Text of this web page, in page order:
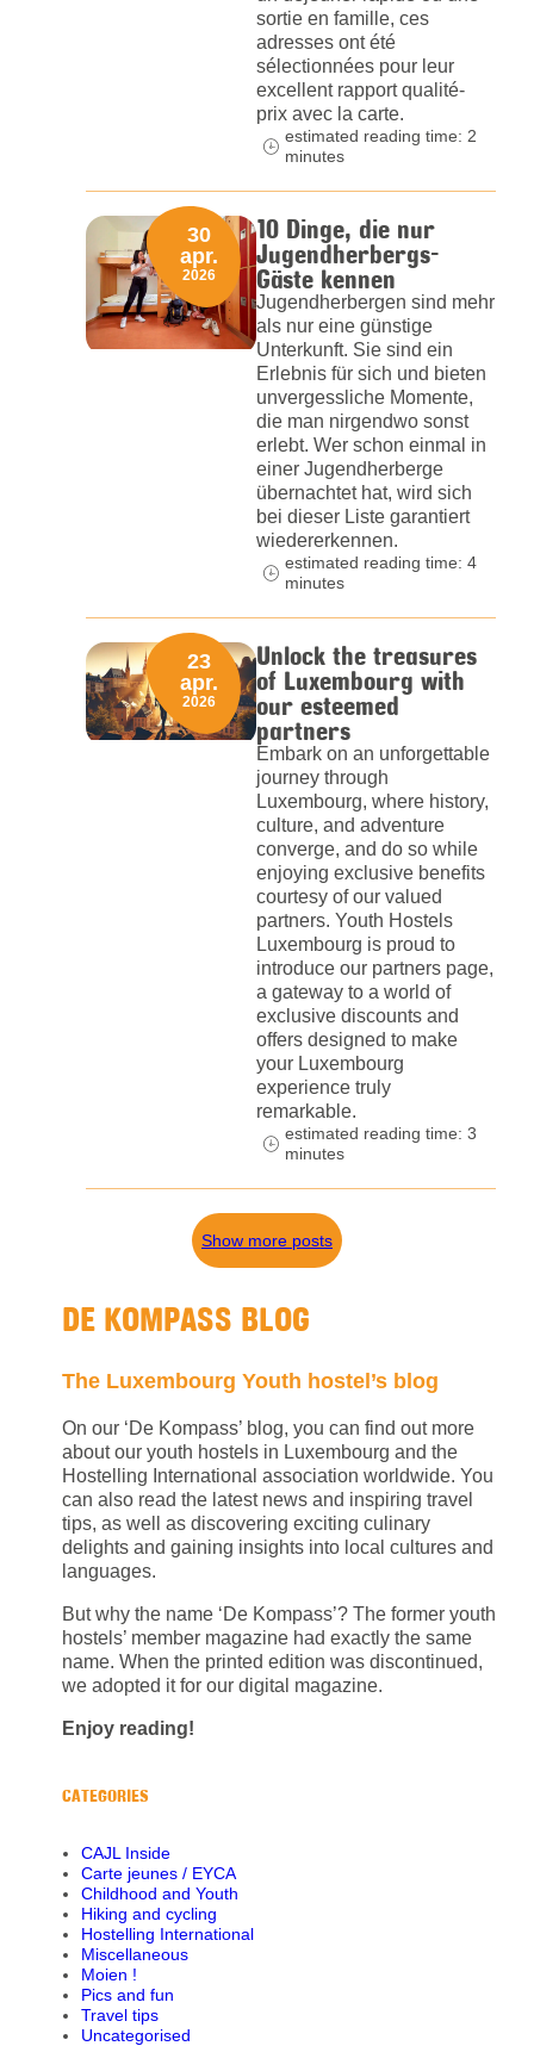
sortie en famille, ces
adresses ont été
sélectionnées pour leur
excellent rapport qualité-
prix avec la carte.
estimated reading time: 2
minutes
10 Dinge, die nur
Jugendherbergs-
Gäste kennen
Jugendherbergen sind mehr
als nur eine günstige
Unterkunft. Sie sind ein
Erlebnis für sich und bieten
unvergessliche Momente,
die man nirgendwo sonst
erlebt. Wer schon einmal in
einer Jugendherberge
übernachtet hat, wird sich
bei dieser Liste garantiert
wiedererkennen.
30
apr.
2026
estimated reading time: 4
minutes
Unlock the treasures
of Luxembourg with
our esteemed
partners
Embark on an unforgettable
journey through
Luxembourg, where history,
culture, and adventure
converge, and do so while
enjoying exclusive benefits
courtesy of our valued
partners. Youth Hostels
Luxembourg is proud to
introduce our partners page,
a gateway to a world of
exclusive discounts and
offers designed to make
your Luxembourg
experience truly
remarkable.
23
apr.
2026
estimated reading time: 3
minutes
Show more posts
DE KOMPASS BLOG
The Luxembourg Youth hostel’s blog
On our ‘De Kompass’ blog, you can find out more
about our youth hostels in Luxembourg and the
Hostelling International association worldwide. You
can also read the latest news and inspiring travel
tips, as well as discovering exciting culinary
delights and gaining insights into local cultures and
languages.
But why the name ‘De Kompass’? The former youth
hostels’ member magazine had exactly the same
name. When the printed edition was discontinued,
we adopted it for our digital magazine.
Enjoy reading!
CATEGORIES
CAJL Inside
Carte jeunes / EYCA
Childhood and Youth
Hiking and cycling
Hostelling International
Miscellaneous
Moien !
Pics and fun
Travel tips
Uncategorised